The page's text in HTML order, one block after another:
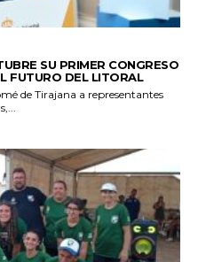
SU PRIMER CONGRESO
FUTURO DEL LITORAL
de Tirajana a representantes